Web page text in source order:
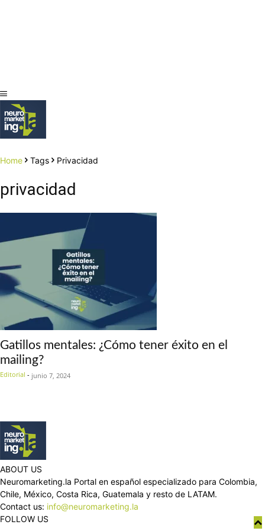
Home Tags Privacidad
privacidad
Gatillos mentales: ¿Cómo tener éxito en el
mailing?
Editorial - junio 7, 2024
ABOUT US
Neuromarketing.la Portal en español especializado para Colombia,
Chile, México, Costa Rica, Guatemala y resto de LATAM.
Contact us: info@neuromarketing.la
FOLLOW US